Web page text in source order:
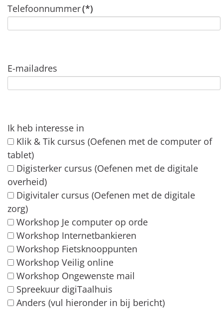
Telefoonnummer(*)
E-mailadres
Ik heb interesse in
Klik & Tik cursus (Oefenen met de computer of
tablet)
Digisterker cursus (Oefenen met de digitale
overheid)
Digivitaler cursus (Oefenen met de digitale
zorg)
Workshop Je computer op orde
Workshop Internetbankieren
Workshop Fietsknooppunten
Workshop Veilig online
Workshop Ongewenste mail
Spreekuur digiTaalhuis
Anders (vul hieronder in bij bericht)